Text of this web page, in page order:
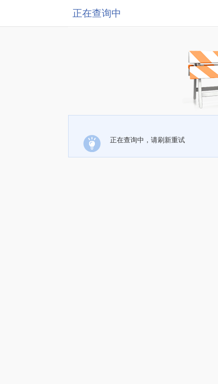
正在查询中
正在查询中，请刷新重试